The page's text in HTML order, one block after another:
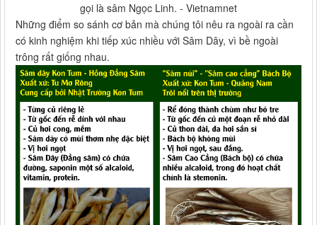
gọi là sâm Ngọc Linh. - Vietnamnet
Những điểm so sánh cơ bản mà chúng tôi nêu ra ngoài ra cần
có kinh nghiệm khi tiếp xúc nhiều với Sâm Dây, vì bề ngoài
trông rất giống nhau.